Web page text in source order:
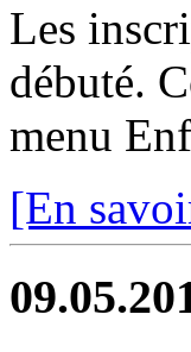
Les
débuté.
menu
[En